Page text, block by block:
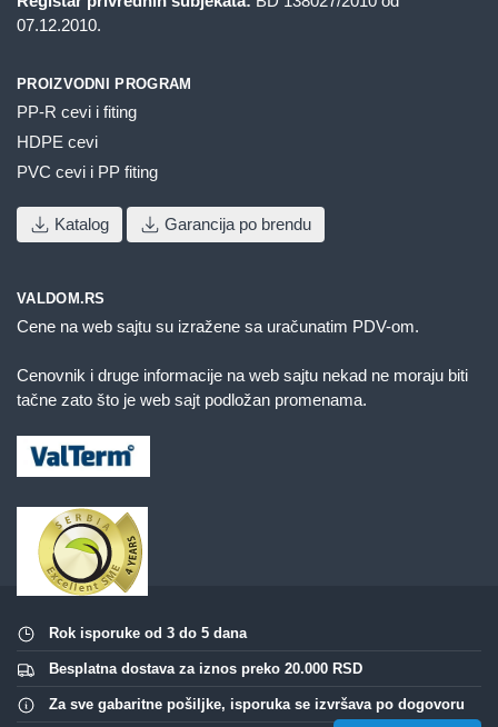
07.12.2010.
PROIZVODNI PROGRAM
PP-R cevi i fiting
HDPE cevi
PVC cevi i PP fiting
Katalog Garancija po brendu
VALDOM.RS
Cene na web sajtu su izražene sa uračunatim PDV-om.
Cenovnik i druge informacije na web sajtu nekad ne moraju biti
tačne zato što je web sajt podložan promenama.
Rok isporuke od 3 do 5 dana
Besplatna dostava za iznos preko 20.000 RSD
Za sve gabaritne pošiljke, isporuka se izvršava po dogovoru